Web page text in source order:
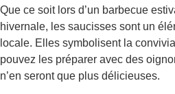
Que ce soit lors d’un barbecue
hivernale, les saucisses sont un
locale. Elles symbolisent la
pouvez les préparer avec des
n’en seront que plus délicieuses.